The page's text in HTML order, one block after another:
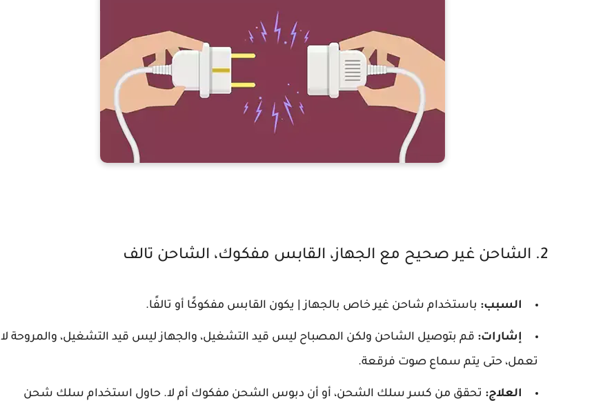
2. الشاحن غير صحيح مع الجهاز، القابس مفكوك، الشاحن تالف
السبب: باستخدام شاحن غير خاص بالجهاز | يكون القابس مفكوكًا أو تالفًا.
إشارات: قم بتوصيل الشاحن ولكن المصباح ليس قيد التشغيل، والجهاز ليس قيد التشغيل، والمروحة لا
تعمل، حتى يتم سماع صوت فرقعة.
العلاج: تحقق من كسر سلك الشحن، أو أن دبوس الشحن مفكوك أم لا. حاول استخدام سلك شحن